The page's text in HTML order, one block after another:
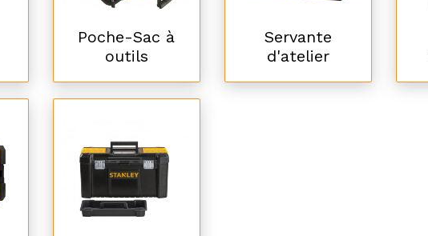
Poche-Sac à
outils
Servante
d'atelier